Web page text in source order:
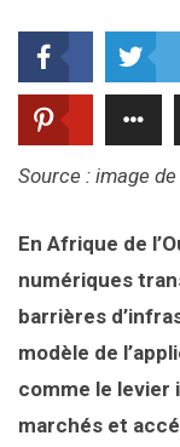
Source : image
En Afrique de
numériques
barrières
modèle de
comme le levier
marchés et